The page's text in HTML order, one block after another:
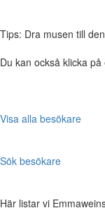
Tips: Dra musen till
Du kan också klicka
Visa alla besökare
Sök besökare
Här listar vi